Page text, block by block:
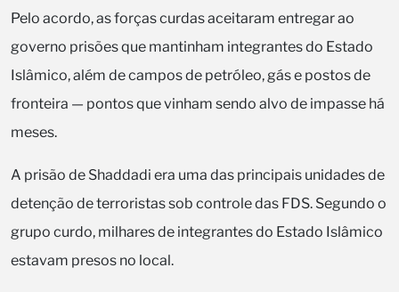
Pelo acordo, as forças curdas aceitaram entregar ao
governo prisões que mantinham integrantes do Estado
Islâmico, além de campos de petróleo, gás e postos de
fronteira — pontos que vinham sendo alvo de impasse há
meses.
A prisão de Shaddadi era uma das principais unidades de
detenção de terroristas sob controle das FDS. Segundo o
grupo curdo, milhares de integrantes do Estado Islâmico
estavam presos no local.